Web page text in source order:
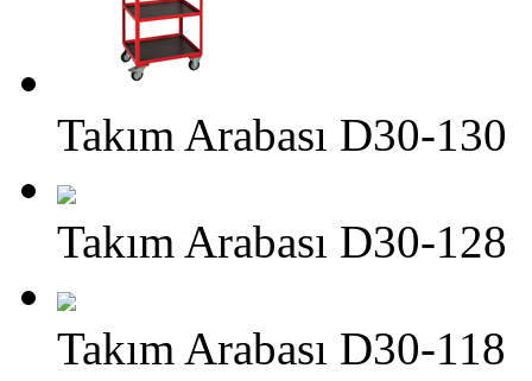
Takım Arabası D30-130
Takım Arabası D30-128
Takım Arabası D30-118